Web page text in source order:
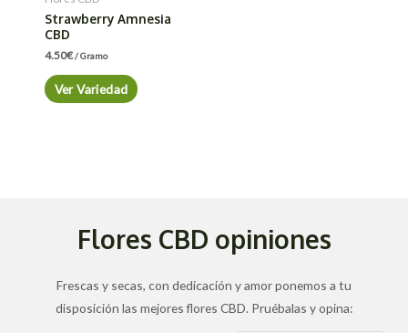
Strawberry Amnesia
CBD
4.50€/ Gramo
Ver Variedad
Flores CBD opiniones
Frescas y secas, con dedicación y amor ponemos a tu
disposición las mejores flores CBD. Pruébalas y opina: